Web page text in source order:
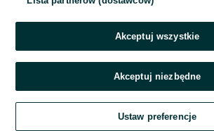
Akceptuj wszystkie
Akceptuj niezbędne
Ustaw preferencje